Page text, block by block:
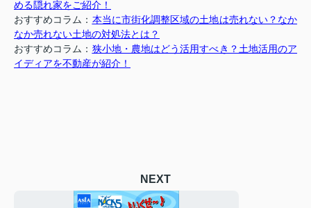
める隠れ家をご紹介！
おすすめコラム： 本当に市街化調整区域の土地は売れない？なか
なか売れない土地の対処法とは？
おすすめコラム： 狭小地・農地はどう活用すべき？土地活用のア
イディアを不動産が紹介！
NEXT